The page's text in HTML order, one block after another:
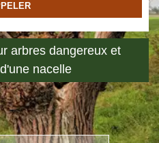
arbres dangereux et
nacelle